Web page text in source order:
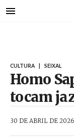
para
CULTURA SEIXAL
Homo
tocam
30 DE ABRIL DE 2026